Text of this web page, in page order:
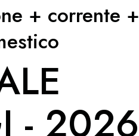
+ corrente +
- 2026